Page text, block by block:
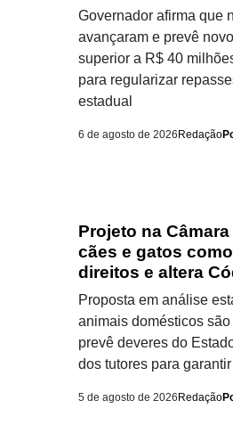
Governador afirma que
avançaram e prevê
superior a R$ 40
para regularizar
estadual
6 de agosto de 2026 Redação
Projeto na
cães e gatos
direitos e altera
Proposta em análise
animais domésticos
prevê deveres do
dos tutores para
5 de agosto de 2026 Redação